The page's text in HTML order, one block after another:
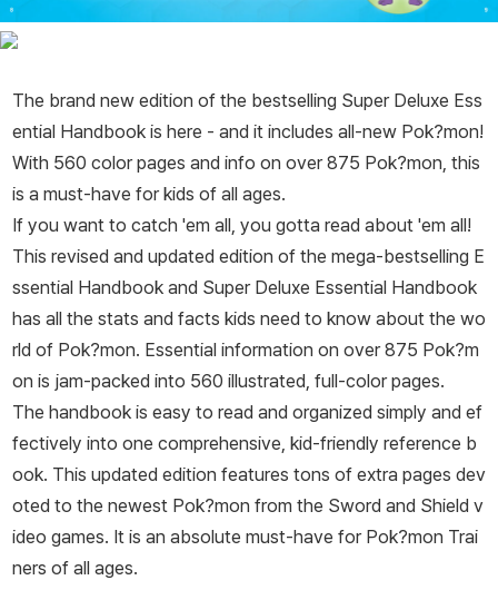
The brand new edition of the bestselling Super Deluxe Ess
ential Handbook is here - and it includes all-new Pok?mon!
With 560 color pages and info on over 875 Pok?mon, this
is a must-have for kids of all ages.
If you want to catch 'em all, you gotta read about 'em all!
This revised and updated edition of the mega-bestselling E
ssential Handbook and Super Deluxe Essential Handbook
has all the stats and facts kids need to know about the wo
rld of Pok?mon. Essential information on over 875 Pok?m
on is jam-packed into 560 illustrated, full-color pages.
The handbook is easy to read and organized simply and ef
fectively into one comprehensive, kid-friendly reference b
ook. This updated edition features tons of extra pages dev
oted to the newest Pok?mon from the Sword and Shield v
ideo games. It is an absolute must-have for Pok?mon Trai
ners of all ages.